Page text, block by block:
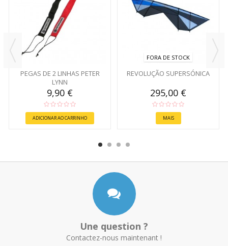
PEGAS DE 2 LINHAS PETER
LYNN
9,90 €
ADICIONAR AO CARRINHO
FORA DE STOCK
REVOLUÇÃO SUPERSÓNICA
295,00 €
MAIS
Une question ?
Contactez-nous maintenant !